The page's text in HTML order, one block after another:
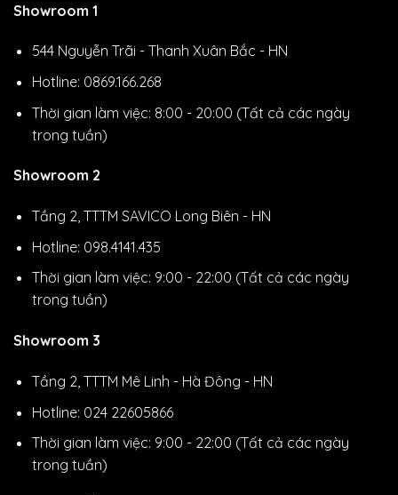
Showroom 1
544 Nguyễn Trãi - Thanh Xuân Bắc - HN
Hotline: 0869.166.268
Thời gian làm việc: 8:00 - 20:00 (Tất cả các ngày
trong tuần)
Showroom 2
Tầng 2, TTTM SAVICO Long Biên - HN
Hotline: 098.4141.435
Thời gian làm việc: 9:00 - 22:00 (Tất cả các ngày
trong tuần)
Showroom 3
Tầng 2, TTTM Mê Linh - Hà Đông - HN
Hotline: 024 22605866
Thời gian làm việc: 9:00 - 22:00 (Tất cả các ngày
trong tuần)